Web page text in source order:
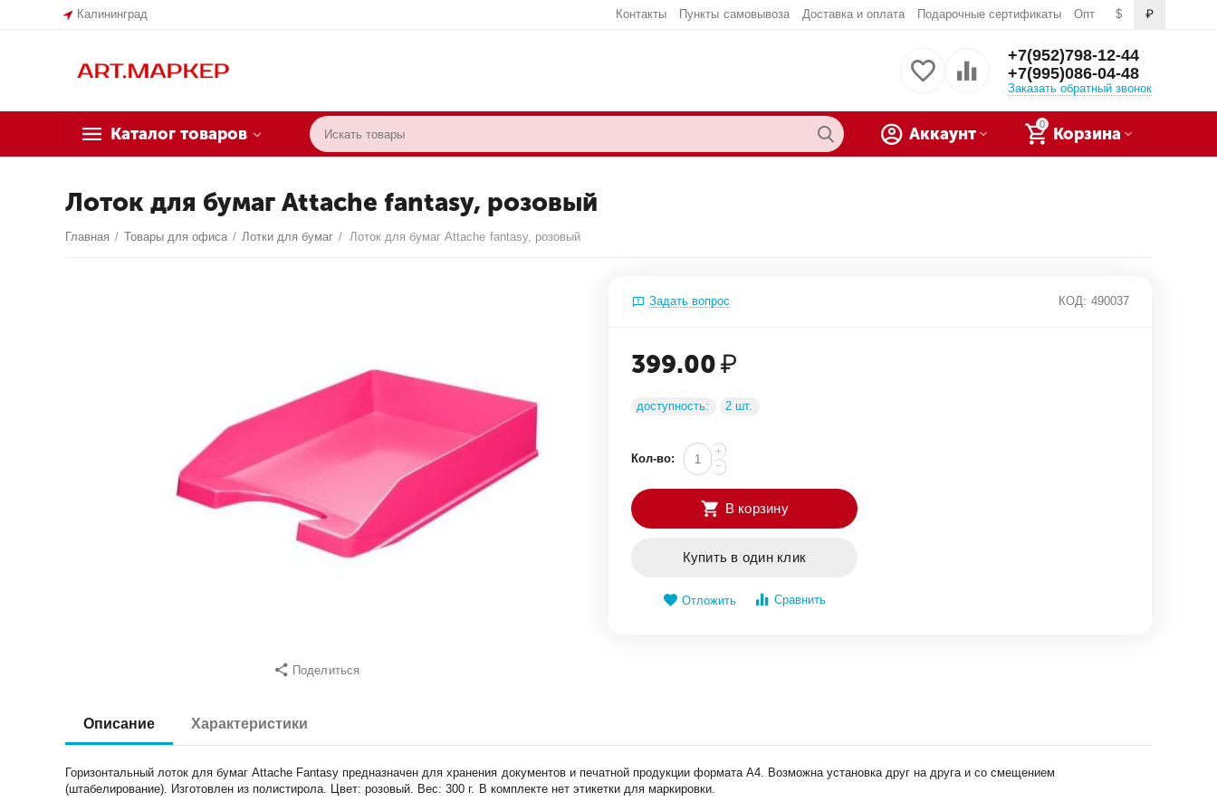
Калининград $ ₽
Контакты Пункты самовывоза Доставка и оплата Подарочные сертификаты Опт
+7(952)798-12-44
+7(995)086-04-48
Заказать обратный звонок
Каталог товаров
0
Корзина
Аккаунт
Лоток для бумаг Attache fantasy, розовый
Главная / Товары для офиса / Лотки для бумаг / Лоток для бумаг Attache fantasy, розовый
Поделиться
Задать вопрос КОД: 490037
399.00₽
доступность: 2 шт.
Кол-во:
+
−
В корзину
Купить в один клик
Отложить Сравнить
Описание Характеристики
Горизонтальный лоток для бумаг Attache Fantasy предназначен для хранения документов и печатной продукции формата А4. Возможна установка друг на друга и со смещением
(штабелирование). Изготовлен из полистирола. Цвет: розовый. Вес: 300 г. В комплекте нет этикетки для маркировки.